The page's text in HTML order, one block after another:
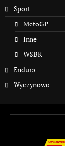
Sport
MotoGP
Inne
WSBK
Enduro
Wyczynowo